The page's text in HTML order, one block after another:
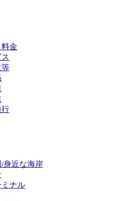
金
等
行
身近な海岸
ナル